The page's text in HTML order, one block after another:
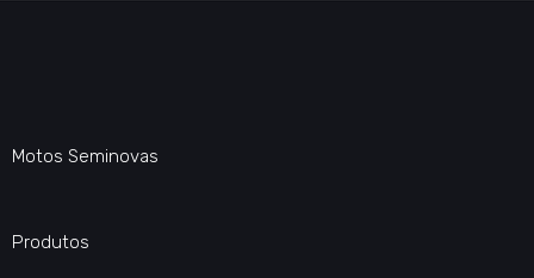
Motos Seminovas
Produtos